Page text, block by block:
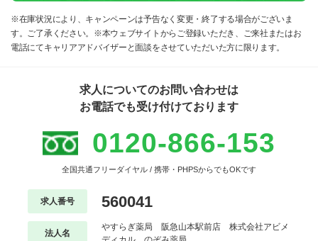
※在庫状況により、キャンペーンは予告なく変更・終了する場合がございま
す。ご了承ください。※本ウェブサイトからご登録いただき、ご来社またはお
電話にてキャリアアドバイザーと面談をさせていただいた方に限ります。
求人についてのお問い合わせは
お電話でも受け付けております
0120-866-153
全国共通フリーダイヤル / 携帯・PHPSからでもOKです
求人番号 560041
法人名
やすらぎ薬局 阪急山本駅前店 株式会社アビメ